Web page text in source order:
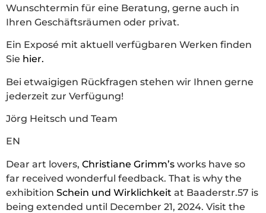
Wunschtermin für eine Beratung, gerne auch in
Ihren Geschäftsräumen oder privat.
Ein Exposé mit aktuell verfügbaren Werken finden
Sie hier.
Bei etwaigigen Rückfragen stehen wir Ihnen gerne
jederzeit zur Verfügung!
Jörg Heitsch und Team
EN
Dear art lovers, Christiane Grimm’s works have so
far received wonderful feedback. That is why the
exhibition Schein und Wirklichkeit at Baaderstr.57 is
being extended until December 21, 2024. Visit the